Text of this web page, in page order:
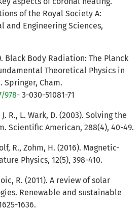
of the Royal Society A:
and Engineering Sciences,
Black Body Radiation: The Planck
Theoretical Physics in
Springer, Cham.
978- 3-030-51081-71
R., L. Wark, D. (2003). Solving the
Scientific American, 288(4), 40-49.
R., Zohm, H. (2016). Magnetic-
Physics, 12(5), 398-410.
R. (2011). A review of solar
Renewable and sustainable
1636.